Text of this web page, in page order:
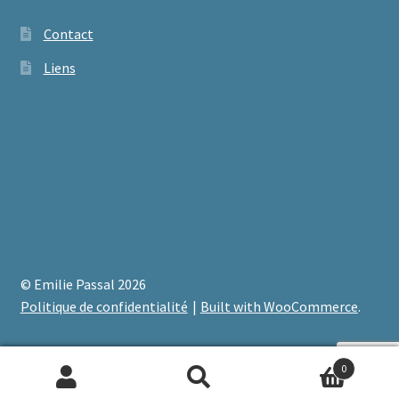
Contact
Liens
© Emilie Passal 2026
Politique de confidentialité
Built with WooCommerce.
Recherche
Recherche
0